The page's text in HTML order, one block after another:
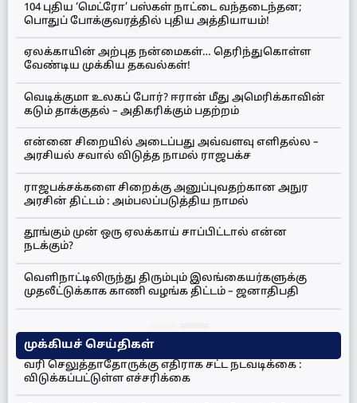
104 புதிய ‘மெட்ரோ’ பஸ்கள் நாட்டை வந்தடைந்தன;
பொதுப் போக்குவரத்தில் புதிய அத்தியாயம்!
ஏலக்காயின் அற்புத நன்மைகள்… தெரிந்துகொள்ள
வேண்டிய முக்கிய தகவல்கள்!
வெடிக்குமா உலகப் போர்? ஈரான் மீது அமெரிக்காவின்
கடும் தாக்குதல் – அதிகரிக்கும் பதற்றம்
என்னை சிறையில் அடைப்பது அவ்வளவு எளிதல்ல –
அரசியல் சவால் விடுத்த நாமல் ராஜபக்ச
ராஜபக்சக்களை சிறைக்கு அனுப்புவதற்கான அநுர
அரசின் திட்டம் : அம்பலப்படுத்திய நாமல்
தூங்கும் முன் ஒரு ஏலக்காய் சாப்பிட்டால் என்ன
நடக்கும்?
வெளிநாட்டிலிருந்து திரும்பும் இலங்கையர்களுக்கு
முதலீட்டுக்காக காணி வழங்க திட்டம் – ஜனாதிபதி
முக்கியச் செய்திகள்
வரி செலுத்தாதோருக்கு எதிராக சட்ட நடவடிக்கை :
விடுக்கப்பட்டுள்ள எச்சரிக்கை